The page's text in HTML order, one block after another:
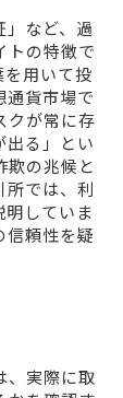
」など、過
トの特徴で
用いて投
通貨市場で
クが常に存
出る」とい
欺の兆候と
所では、利
していま
信頼性を疑
、実際に取